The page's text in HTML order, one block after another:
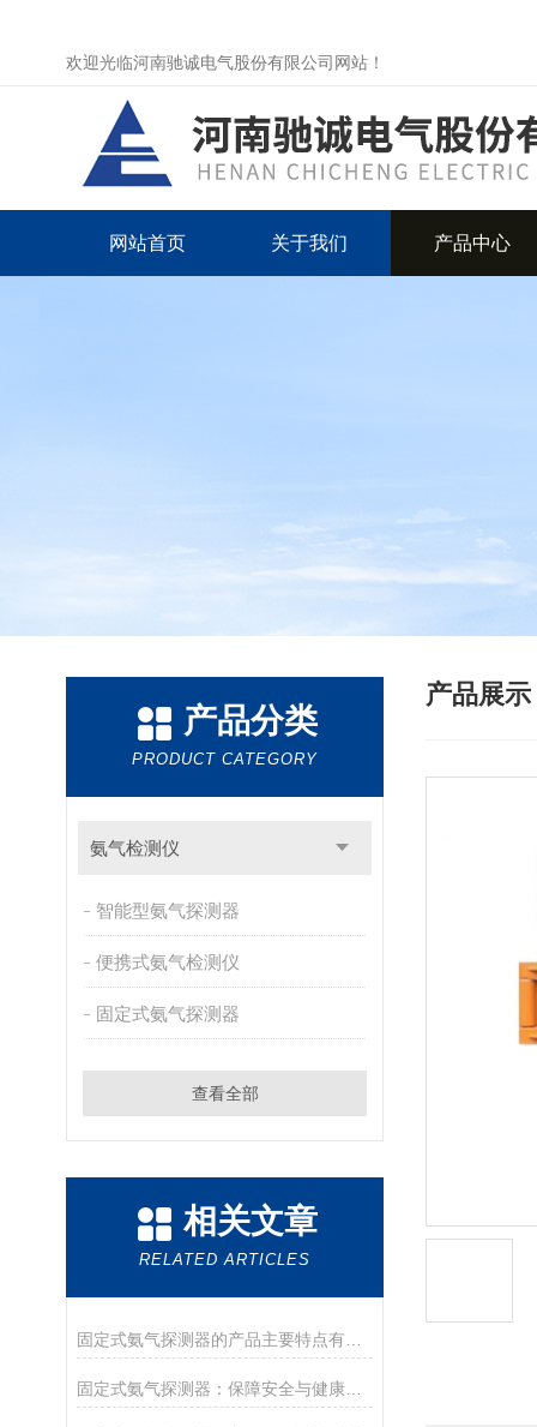
欢迎光临河南驰诚电气股份有限公司网站！
网站首页 关于我们 产品中心
产品分类
PRODUCT CATEGORY
氨气检测仪
智能型氨气探测器
便携式氨气检测仪
固定式氨气探测器
查看全部
相关文章
RELATED ARTICLES
固定式氨气探测器：保障安全与健康的守护者
产品展示